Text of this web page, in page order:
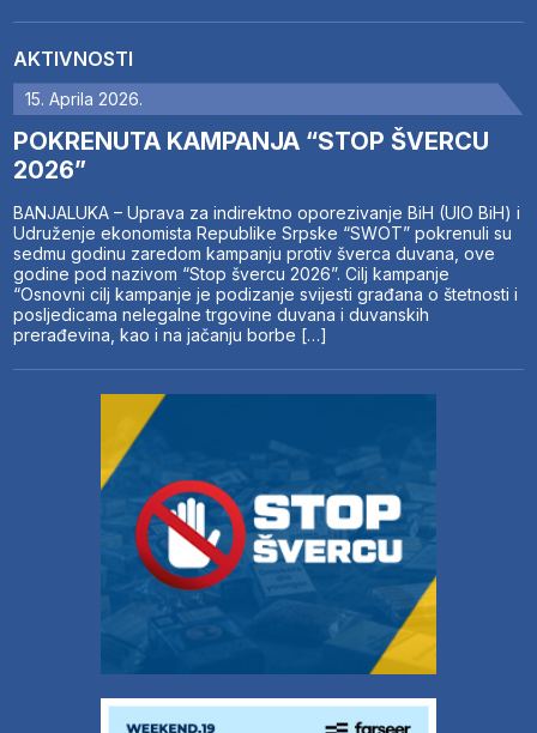
AKTIVNOSTI
15. Aprila 2026.
POKRENUTA KAMPANJA “STOP ŠVERCU
2026”
BANJALUKA – Uprava za indirektno oporezivanje BiH (UIO BiH) i
Udruženje ekonomista Republike Srpske “SWOT” pokrenuli su
sedmu godinu zaredom kampanju protiv šverca duvana, ove
godine pod nazivom “Stop švercu 2026”. Cilj kampanje
“Osnovni cilj kampanje je podizanje svijesti građana o štetnosti i
posljedicama nelegalne trgovine duvana i duvanskih
prerađevina, kao i na jačanju borbe […]